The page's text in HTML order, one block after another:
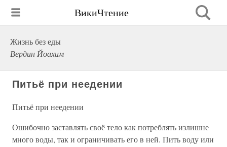
ВикиЧтение
Жизнь без еды
Вердин Йоахим
Питьё при неедении
Питьё при неедении
Ошибочно заставлять своё тело как потреблять излишне
много воды, так и ограничивать его в ней. Пить воду или